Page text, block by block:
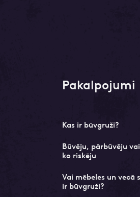
Pakalpojumi
Kas ir būvgruži?
Būvēju, pārbūvēju
ko riskēju
Vai mēbeles un vecā
ir būvgruži?